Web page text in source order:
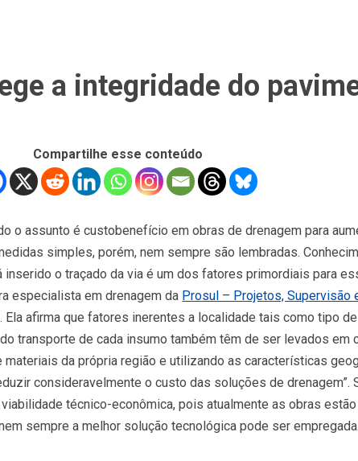
a integridade do
Compartilhe esse conteúdo
o assunto é custobenefício em obras de drenagem para
simples, porém, nem sempre são lembradas.
inserido o traçado da via é um dos fatores primordiais para
especialista em drenagem da Prosul – Projetos, Supervisão
Ela afirma que fatores inerentes a localidade tais como tipo
transporte de cada insumo também têm de ser levados em
da própria região e utilizando as características
consideravelmente o custo das soluções de drenagem”.
técnico-econômica, pois atualmente as obras
sempre a melhor solução tecnológica pode ser empregada.